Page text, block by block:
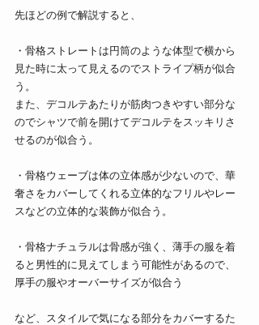
先ほどの例で解説すると、
・骨格ストレートは円筒のような体型で横から
見た時に太って見えるのでストライプ柄が似合
う。
また、デコルテあたりが筋肉つきやすい部分な
のでシャツで前を開けてデコルテをスッキリさ
せるのが似合う。
・骨格ウェーブは体の立体感が少ないので、華
奢さをカバーしてくれる立体的なフリルやレー
スなどの立体的な装飾が似合う。
・骨格ナチュラルは骨感が強く、薄手の服を着
ると男性的に見えてしまう可能性があるので、
厚手の服やオーバーサイズが似合う
など、スタイルで気になる部分をカバーするた